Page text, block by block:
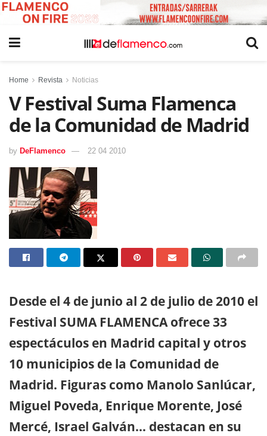
Home Revista Noticias
V Festival Suma Flamenca
de la Comunidad de Madrid
by DeFlamenco 22 04 2010
Desde el 4 de junio al 2 de julio de 2010 el
Festival SUMA FLAMENCA ofrece 33
espectáculos en Madrid capital y otros
10 municipios de la Comunidad de
Madrid. Figuras como Manolo Sanlúcar,
Miguel Poveda, Enrique Morente, José
Mercé, Israel Galván… destacan en su